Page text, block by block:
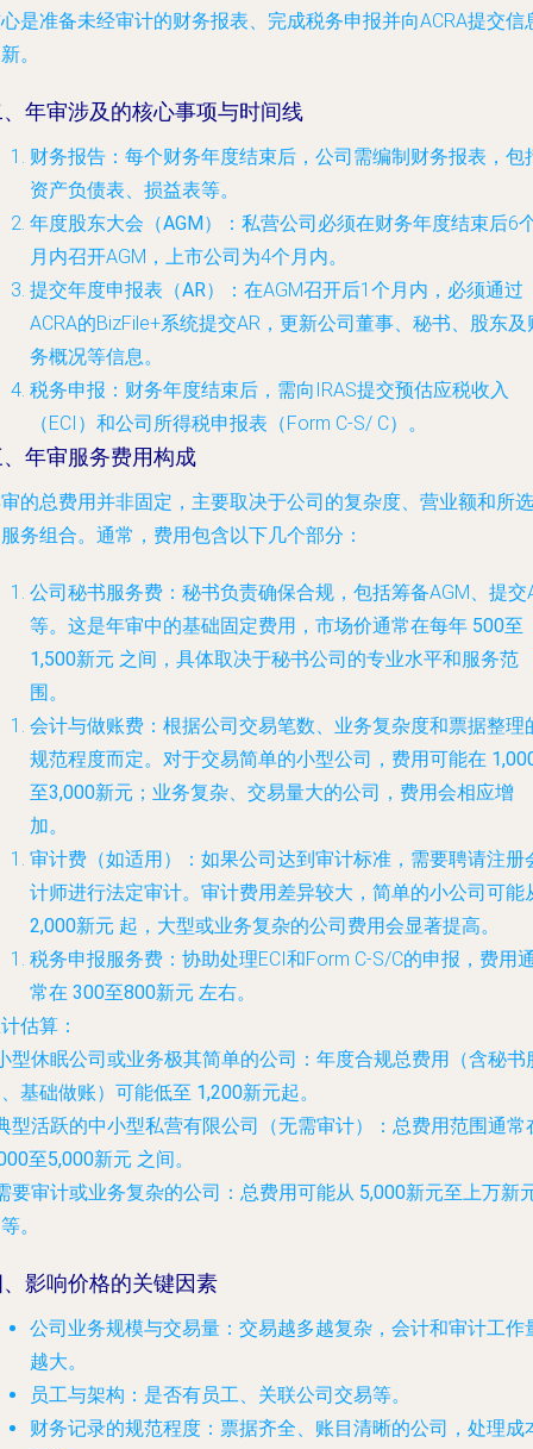
是准备未经审计的财务报表、完成税务申报并向ACRA提交信
。
年审涉及的核心事项与时间线
财务报告 ：每个财务年度结束后，公司需编制财务报表，包
资产负债表、损益表等。
年度股东大会（AGM）
：私营公司必须在财务年度结束后6
月内召开AGM，上市公司为4个月内。
提交年度申报表（AR）
：在AGM召开后1个月内，必须通过
ACRA的BizFile+系统提交AR，更新公司董事、秘书、股东及
务概况等信息。
税务申报 ：财务年度结束后，需向IRAS提交预估应税收入
（ECI）和公司所得税申报表（Form C-S/ C）。
年审服务费用构成
的总费用并非固定，主要取决于公司的复杂度、营业额和所选
务组合。通常，费用包含以下几个部分：
公司秘书服务费 ：秘书负责确保合规，包括筹备AGM、提交
等。这是年审中的基础固定费用，市场价通常在每年 500至
1,500新元 之间，具体取决于秘书公司的专业水平和服务范
围。
会计与做账费 ：根据公司交易笔数、业务复杂度和票据整理
规范程度而定。对于交易简单的小型公司，费用可能在
至3,000新元 ；业务复杂、交易量大的公司，费用会相应增
加。
审计费（如适用）
：如果公司达到审计标准，需要聘请注册
计师进行法定审计。审计费用差异较大，简单的小公司可能
2,000新元 起，大型或业务复杂的公司费用会显著提高。
税务申报服务费 ：协助处理ECI和Form C-S/C的申报，费用
常在 300至800新元 左右。
估算 ：
型休眠公司或业务极其简单的公司 ：年度合规总费用（含秘书
基础做账）可能低至 1,200新元起。
型活跃的中小型私营有限公司（无需审计）
：总费用范围通常
至5,000新元 之间。
要审计或业务复杂的公司 ：总费用可能从 5,000新元至上万新
。
影响价格的关键因素
公司业务规模与交易量 ：交易越多越复杂，会计和审计工作
越大。
员工与架构 ：是否有员工、关联公司交易等。
财务记录的规范程度 ：票据齐全、账目清晰的公司，处理成